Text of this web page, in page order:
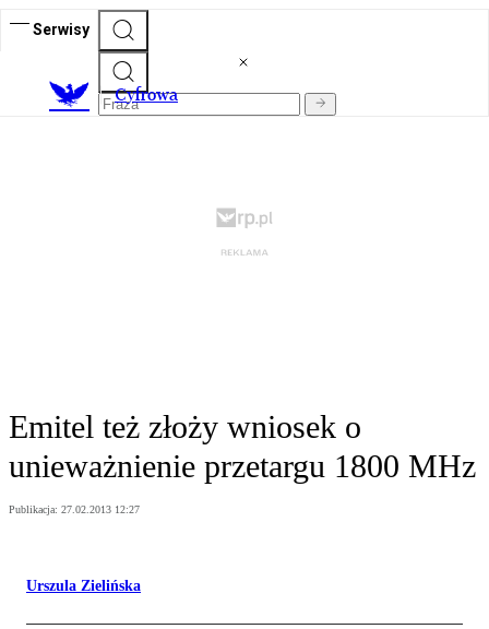
Serwisy
Cyfrowa
Emitel też złoży wniosek o
unieważnienie przetargu 1800 MHz
Publikacja: 27.02.2013 12:27
Urszula Zielińska